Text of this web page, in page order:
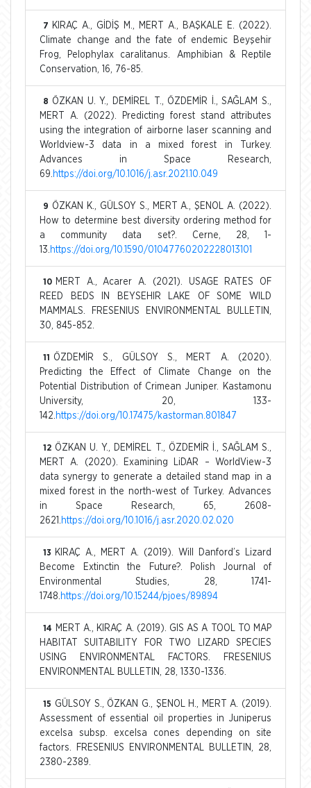
7
KIRAÇ A., GİDİŞ M., MERT A., BAŞKALE E. (2022).
Climate change and the fate of endemic Beyşehir
Frog, Pelophylax caralitanus. Amphibian & Reptile
Conservation, 16, 76-85.
8 ÖZKAN U. Y., DEMİREL T., ÖZDEMİR İ., SAĞLAM S.,
MERT A. (2022). Predicting forest stand attributes
using the integration of airborne laser scanning and
Worldview-3 data in a mixed forest in Turkey.
Advances in Space Research,
69. https://doi.org/10.1016/j.asr.2021.10.049
9 ÖZKAN K., GÜLSOY S., MERT A., ŞENOL A. (2022).
How to determine best diversity ordering method for
a community data set?. Cerne, 28, 1-
13. https://doi.org/10.1590/01047760202228013101
10 MERT A., Acarer A. (2021). USAGE RATES OF
REED BEDS IN BEYSEHIR LAKE OF SOME WILD
MAMMALS. FRESENIUS ENVIRONMENTAL BULLETIN,
30, 845-852.
11
ÖZDEMİR S., GÜLSOY S., MERT A. (2020).
Predicting the Effect of Climate Change on the
Potential Distribution of Crimean Juniper. Kastamonu
University, 20, 133-
142. https://doi.org/10.17475/kastorman.801847
12 ÖZKAN U. Y., DEMİREL T., ÖZDEMİR İ., SAĞLAM S.,
MERT A. (2020). Examining LiDAR – WorldView-3
data synergy to generate a detailed stand map in a
mixed forest in the north-west of Turkey. Advances
in Space Research, 65, 2608-
2621. https://doi.org/10.1016/j.asr.2020.02.020
13
KIRAÇ A., MERT A. (2019). Will Danford’s Lizard
Become Extinctin the Future?. Polish Journal of
Environmental Studies, 28, 1741-
1748. https://doi.org/10.15244/pjoes/89894
14
MERT A., KIRAÇ A. (2019). GIS AS A TOOL TO MAP
HABITAT SUITABILITY FOR TWO LIZARD SPECIES
USING ENVIRONMENTAL FACTORS. FRESENIUS
ENVIRONMENTAL BULLETIN, 28, 1330-1336.
15 GÜLSOY S., ÖZKAN G., ŞENOL H., MERT A. (2019).
Assessment of essential oil properties in Juniperus
excelsa subsp. excelsa cones depending on site
factors. FRESENIUS ENVIRONMENTAL BULLETIN, 28,
2380-2389.